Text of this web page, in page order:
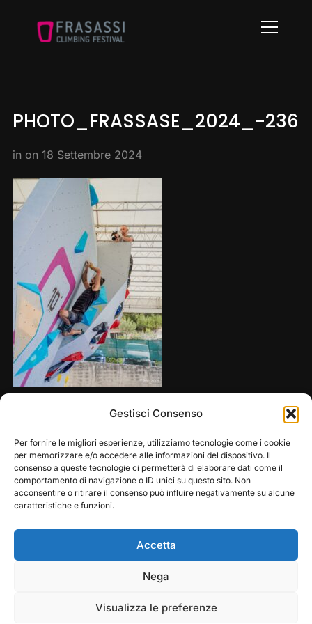
Gestisci Consenso
Per fornire le migliori esperienze, utilizziamo tecnologie come i cookie
per memorizzare e/o accedere alle informazioni del dispositivo. Il
consenso a queste tecnologie ci permetterà di elaborare dati come il
comportamento di navigazione o ID unici su questo sito. Non
acconsentire o ritirare il consenso può influire negativamente su alcune
caratteristiche e funzioni.
Accetta
Nega
Visualizza le preferenze
Info
PHOTO_FRASSASE_2024_-236
in on 18 Settembre 2024
Copyright © 2026 — Frasassi Climbing Festival. All
Rights Reserved